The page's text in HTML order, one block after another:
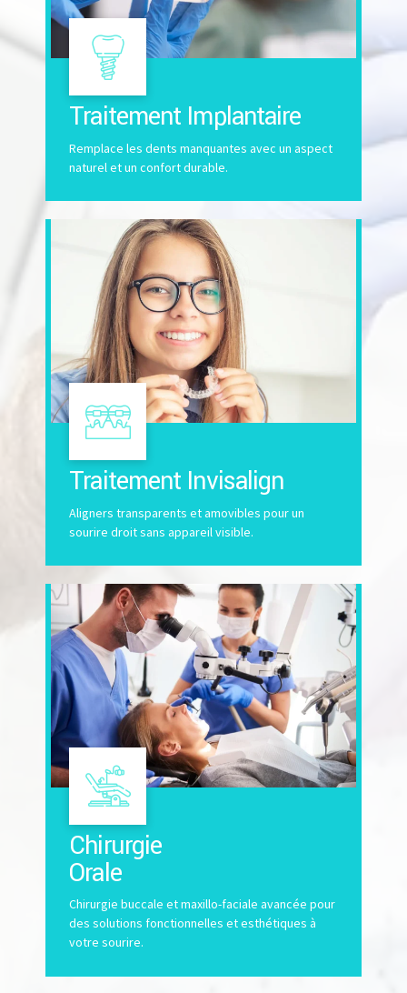
Traitement Implantaire
Remplace les dents manquantes avec un aspect
naturel et un confort durable.
Traitement Invisalign
Aligners transparents et amovibles pour un
sourire droit sans appareil visible.
Chirurgie
Orale
Chirurgie buccale et maxillo-faciale avancée pour
des solutions fonctionnelles et esthétiques à
votre sourire.